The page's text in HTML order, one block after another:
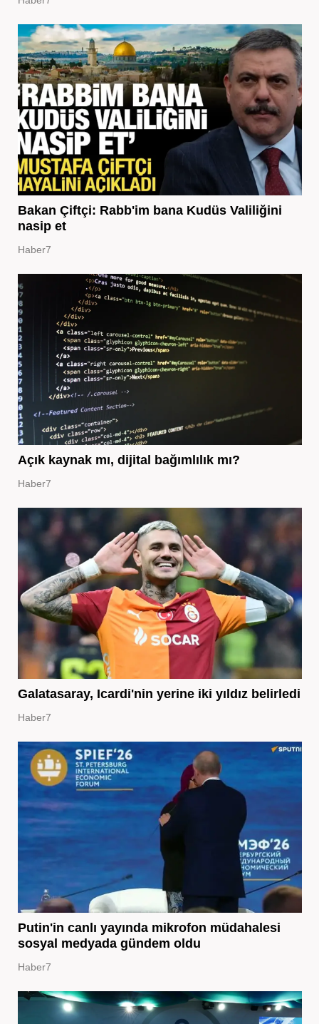
Bakan Çiftçi: Rabb'im bana Kudüs Valiliğini
nasip et
Haber7
Açık kaynak mı, dijital bağımlılık mı?
Haber7
Galatasaray, Icardi'nin yerine iki yıldız belirledi
Haber7
Putin'in canlı yayında mikrofon müdahalesi
sosyal medyada gündem oldu
Haber7